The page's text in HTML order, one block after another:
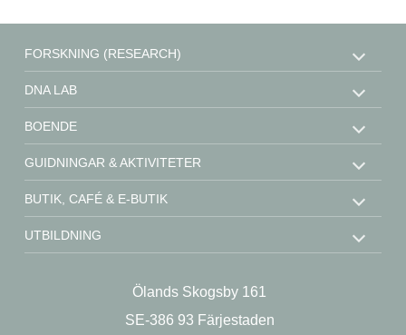
Ölands Skogsby 161
SE-386 93 Färjestaden
FORSKNING (RESEARCH)
DNA LAB
BOENDE
GUIDNINGAR & AKTIVITETER
BUTIK, CAFÉ & E-BUTIK
UTBILDNING